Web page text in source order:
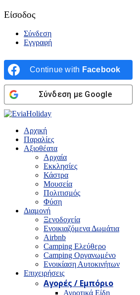
Είσοδος
Σύνδεση
Εγγραφή
Continue with Facebook
Σύνδεση με Google
Αρχική
Παραλίες
Αξιοθέατα
Αρχαία
Εκκλησίες
Κάστρα
Μουσεία
Πολιτισμός
Φύση
Διαμονή
Ξενοδοχεία
Ενοικιαζόμενα Δωμάτια
Airbnb
Camping Ελεύθερο
Camping Οργανωμένο
Ενοικίαση Αυτοκινήτων
Επιχειρήσεις
Αγορές / Εμπόριο
Αγροτικά Είδη